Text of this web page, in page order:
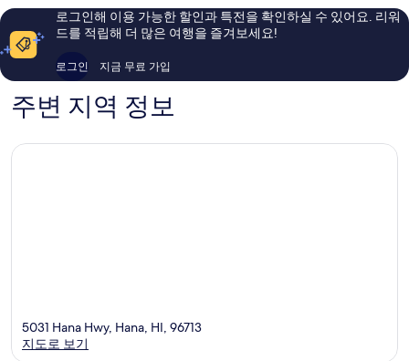
해
이
용
1,001
이
용
로그인해 이용 가능한 할인과 특전을 확인하실 수 있어요. 리워
드를 적립해 더 많은 여행을 즐겨보세요!
로그인 지금 무료 가입
주변 지역 정보
5031 Hana Hwy, Hana, HI, 96713
지도로 보기